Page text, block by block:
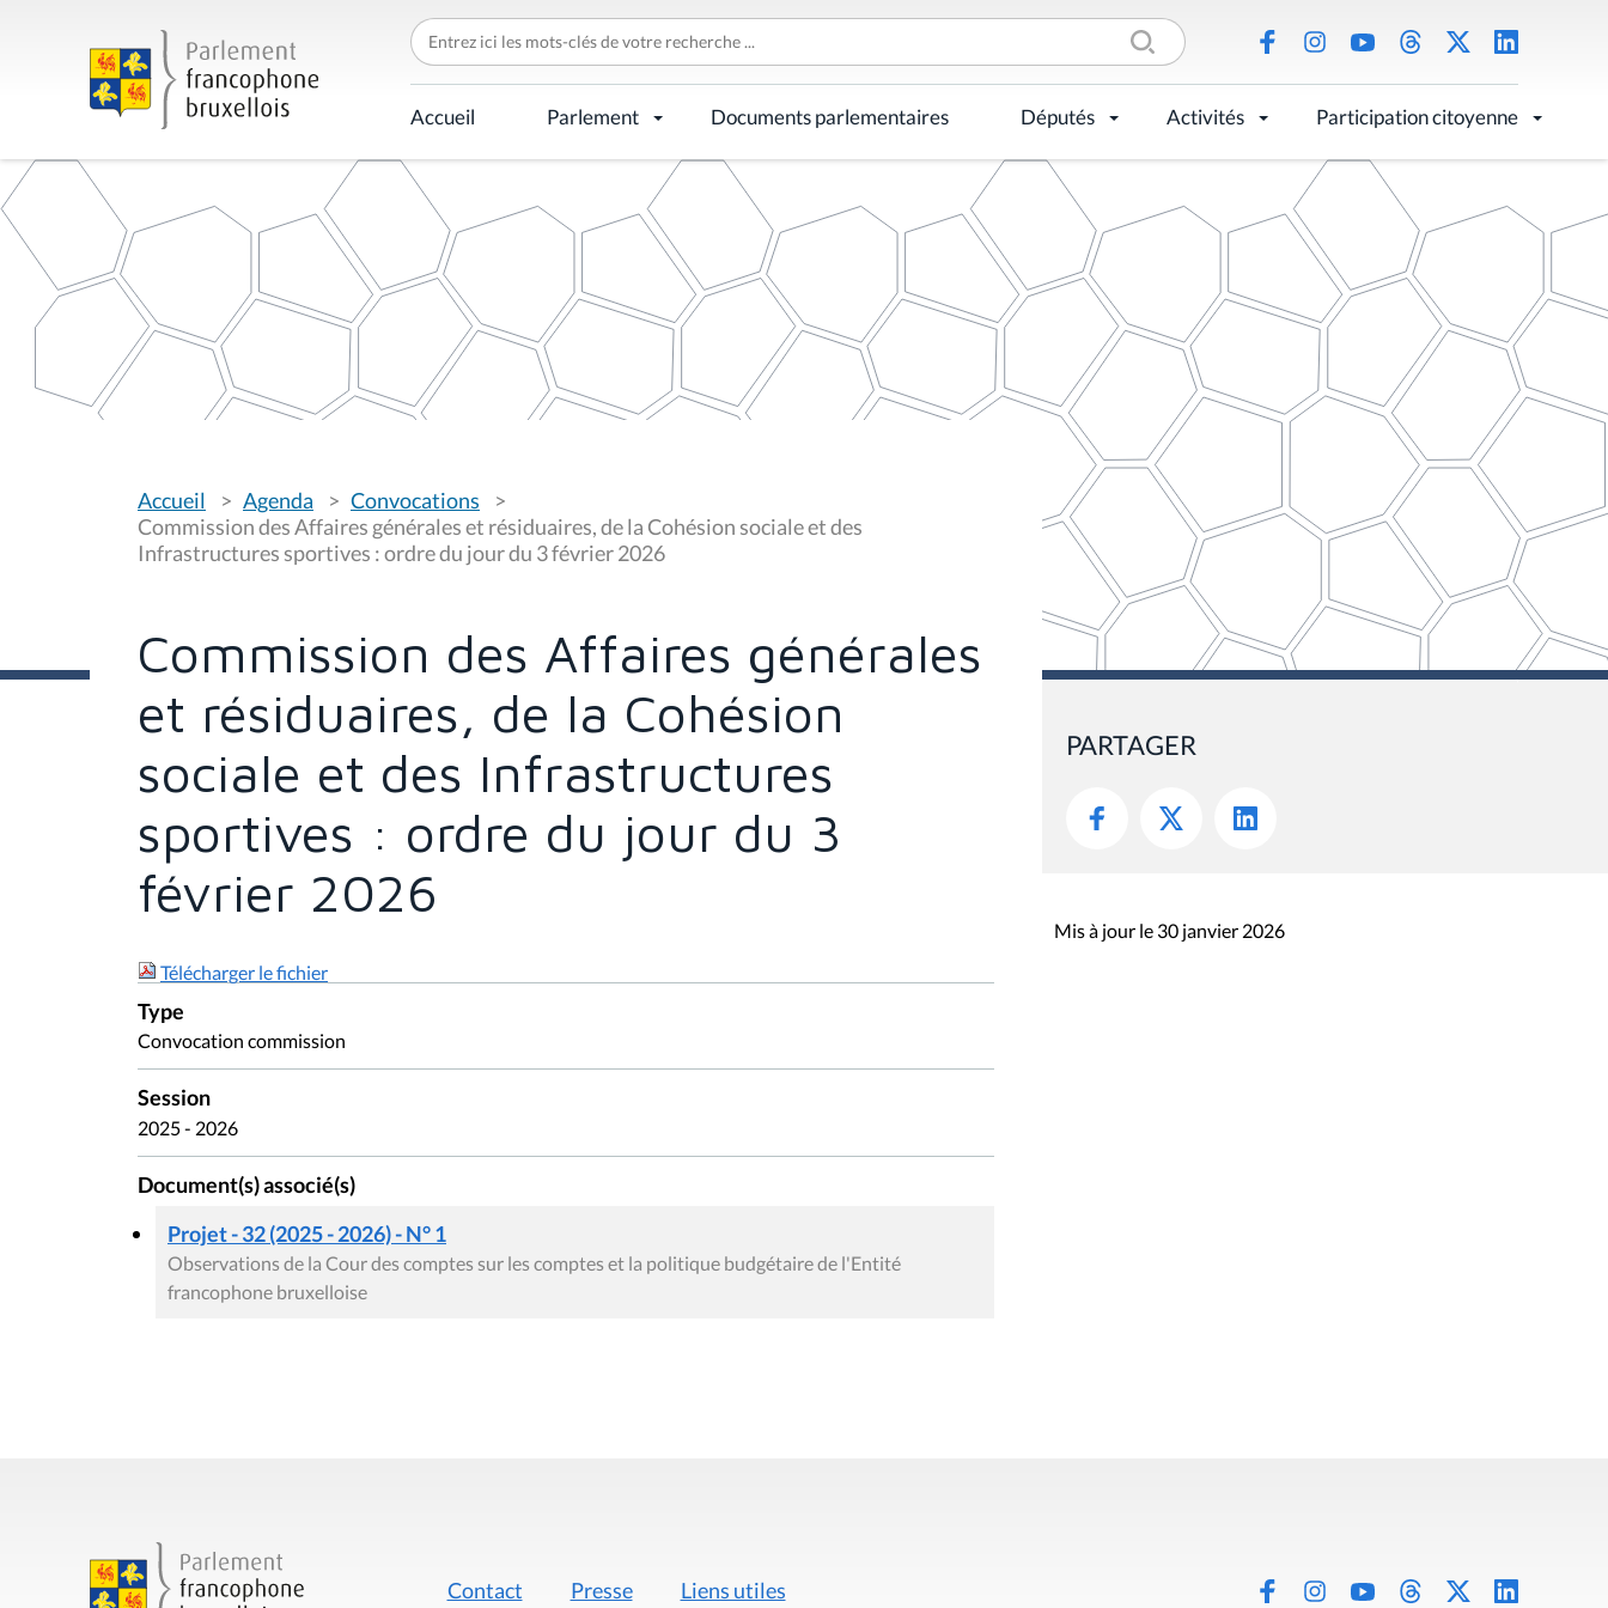
C
h
e
r
c
h
r
p
Accueil Parlement Documents parlementaires Députés Activités Participation citoyenne
o
u
s
ê
c
:
Accueil Agenda
Convocations
Commission des Affaires générales et résiduaires, de la Cohésion sociale et des
Infrastructures sportives : ordre du jour du 3 février 2026
Commission des Affaires générales
et résiduaires, de la Cohésion
sociale et des Infrastructures
sportives : ordre du jour du 3
février 2026
Télécharger le fichier
Type
Convocation commission
Session
2025 - 2026
Document(s) associé(s)
Projet - 32 (2025 - 2026) - N° 1
Observations de la Cour des comptes sur les comptes et la politique budgétaire de l'Entité
francophone bruxelloise
PARTAGER
Mis à jour le 30 janvier 2026
Contact Presse Liens utiles